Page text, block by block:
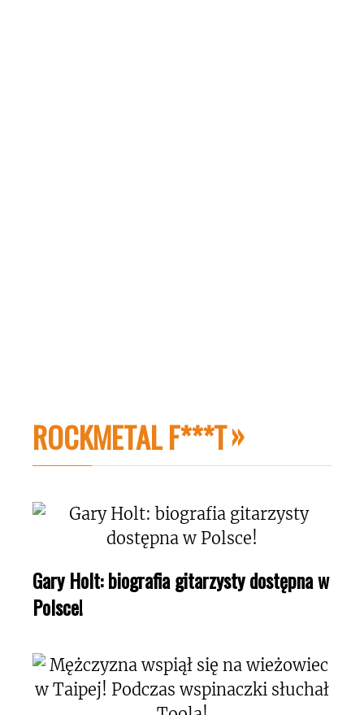
ROCKMETAL F***T
Gary Holt: biografia gitarzysty dostępna w
Polsce!